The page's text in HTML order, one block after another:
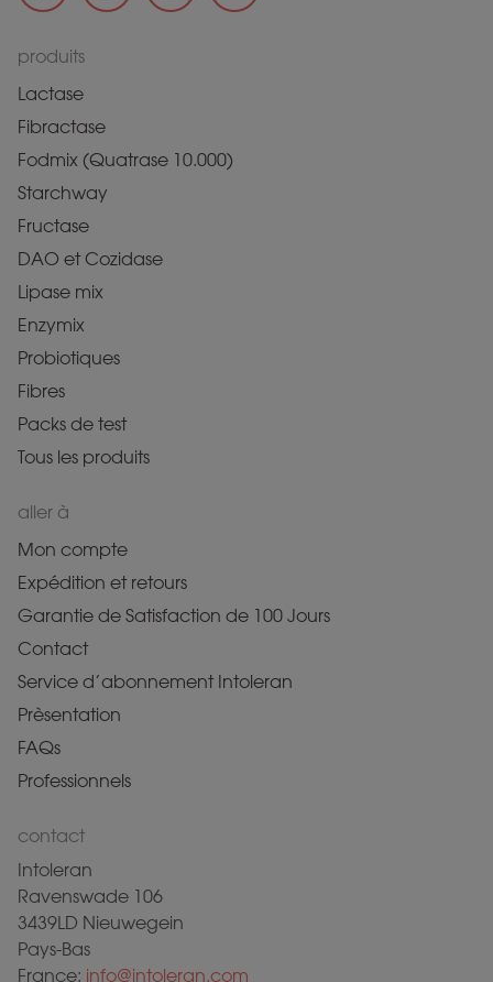
produits
Lactase
Fibractase
Fodmix (Quatrase 10.000)
Starchway
Fructase
DAO et Cozidase
Lipase mix
Enzymix
Probiotiques
Fibres
Packs de test
Tous les produits
aller à
Mon compte
Expédition et retours
Garantie de Satisfaction de 100 Jours
Contact
Service d’abonnement Intoleran
Prèsentation
FAQs
Professionnels
contact
Intoleran
Ravenswade 106
3439LD Nieuwegein
Pays-Bas
France: info@intoleran.com